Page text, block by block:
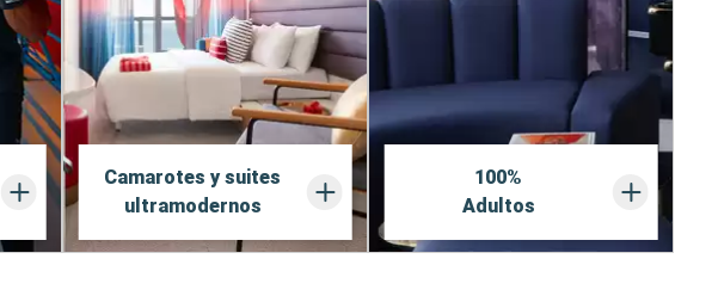
Camarotes y suites
ultramodernos
100%
Adultos